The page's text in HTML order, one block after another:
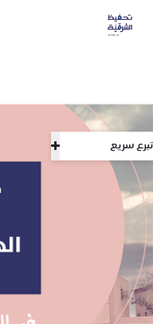
تبرع سريع